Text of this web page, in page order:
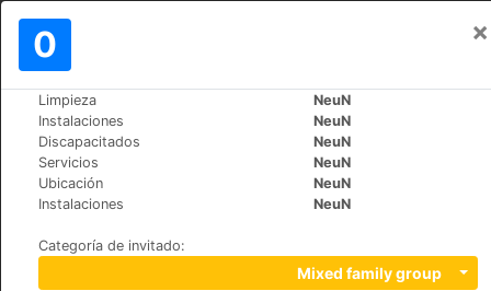
0 ×
Limpieza
NeuN
Instalaciones
NeuN
Discapacitados
NeuN
Servicios
NeuN
Ubicación
NeuN
Instalaciones
NeuN
Categoría de invitado:
Mixed family group
Mundo>Spain
Hotel Rural El Refugio
Calle Cruz de Tejeda S/N, 35328